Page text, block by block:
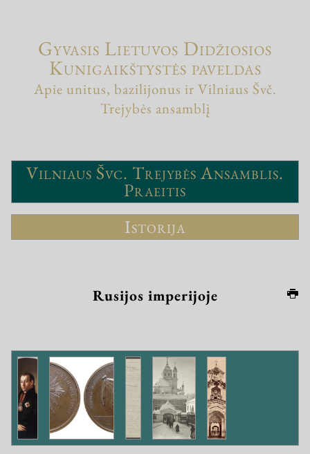
Gyvasis Lietuvos Didžiosios
Kunigaikštystės paveldas
Apie unitus, bazilijonus ir Vilniaus Švč.
Trejybės ansamblį
Vilniaus Švc. Trejybės Ansamblis.
Praeitis
Istorija
Rusijos imperijoje